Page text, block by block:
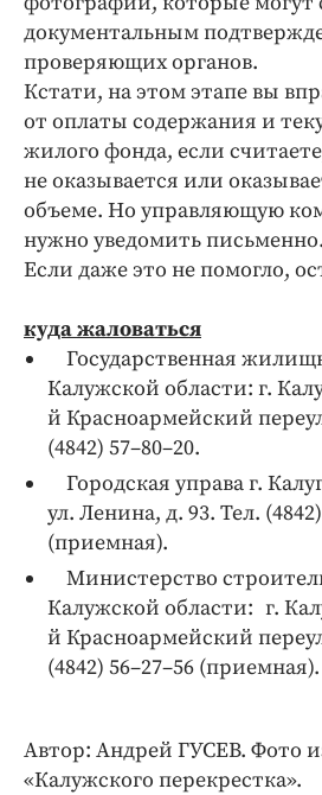
документальным
проверяющих органов.
Кстати, на этом этапе вы
от оплаты содержания и
жилого фонда, если
не оказывается или
объеме. Но управляющую
нужно уведомить письменно.
Если даже это не помогло,
куда жаловаться
Государственная
Калужской области: г.
й Красноармейский
(4842) 57–80–20.
Городская управа г.
ул. Ленина, д. 93. Тел.
(приемная).
Министерство
Калужской области: г.
й Красноармейский
(4842) 56–27–56 (приемная).
Автор: Андрей ГУСЕВ. Фото
«Калужского перекрестка».